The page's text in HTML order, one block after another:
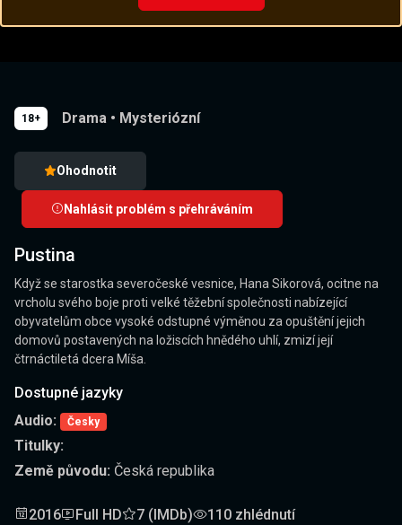
18+ Drama • Mysteriózní
Ohodnotit
Nahlásit problém s přehráváním
Pustina
Když se starostka severočeské vesnice, Hana Sikorová, ocitne na
vrcholu svého boje proti velké těžební společnosti nabízející
obyvatelům obce vysoké odstupné výměnou za opuštění jejich
domovů postavených na ložiscích hnědého uhlí, zmizí její
čtrnáctiletá dcera Míša.
Dostupné jazyky
Audio:
Česky
Titulky:
Země původu: Česká republika
2016 Full HD 7 (IMDb) 110 zhlédnutí